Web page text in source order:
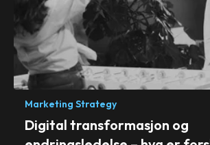
Marketing Strategy
Digital transformasjon og